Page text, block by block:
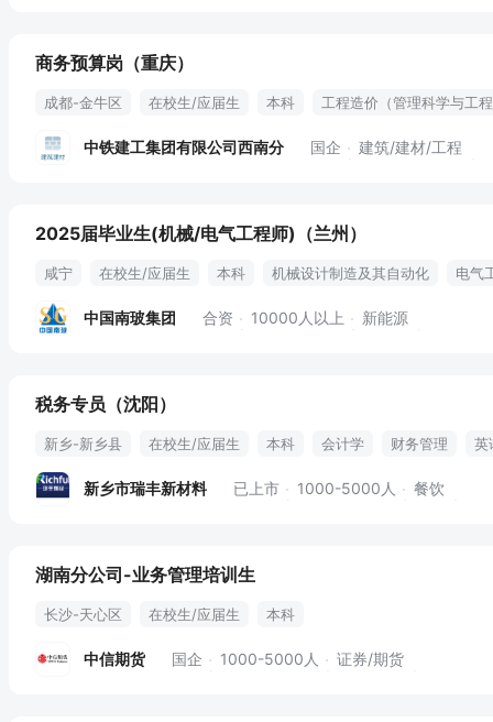
商务预算岗（重庆）
成都-金牛区 在校生/应届生 本科
工程造价（管理科学与工
工程造价
中铁建工集团有限公司西南分 国企 建筑/建材/工程
2025届毕业生(机械/电气工程师)（兰州）
咸宁 在校生/应届生 本科 机械设计制造及其自动化
电气
电气
中国南玻集团 合资 10000人以上 新能源
税务专员（沈阳）
新乡-新乡县 在校生/应届生 本科 会计学 财务管理 英
新乡市瑞丰新材料 已上市 1000-5000人 餐饮
湖南分公司-业务管理培训生
长沙-天心区 在校生/应届生 本科
中信期货 国企 1000-5000人 证券/期货